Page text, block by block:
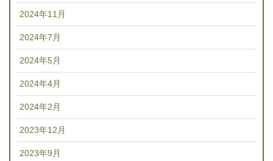
2024年11月
2024年7月
2024年5月
2024年4月
2024年2月
2023年12月
2023年9月